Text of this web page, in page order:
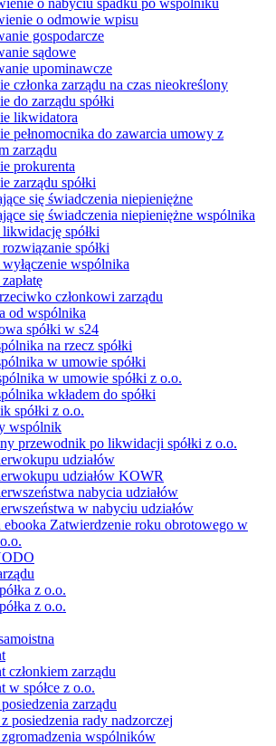
o odmowie wpisu
gospodarcze
sądowe
upominawcze
członka zarządu na czas nieokreślony
do zarządu spółki
likwidatora
pełnomocnika do zawarcia umowy z
zarządu
prokurenta
zarządu spółki
się świadczenia niepieniężne
się świadczenia niepieniężne wspólnika
spółki
spółki
wspólnika
członkowi zarządu
od wspólnika
spółki w s24
na rzecz spółki
w umowie spółki
w umowie spółki z o.o.
wkładem do spółki
spółki z o.o.
wspólnik
przewodnik po likwidacji spółki z o.o.
udziałów
udziałów KOWR
nabycia udziałów
w nabyciu udziałów
ebooka Zatwierdzenie roku obrotowego w
z o.o.
z o.o.
członkiem zarządu
w spółce z o.o.
zarządu
posiedzenia rady nadzorczej
zgromadzenia wspólników